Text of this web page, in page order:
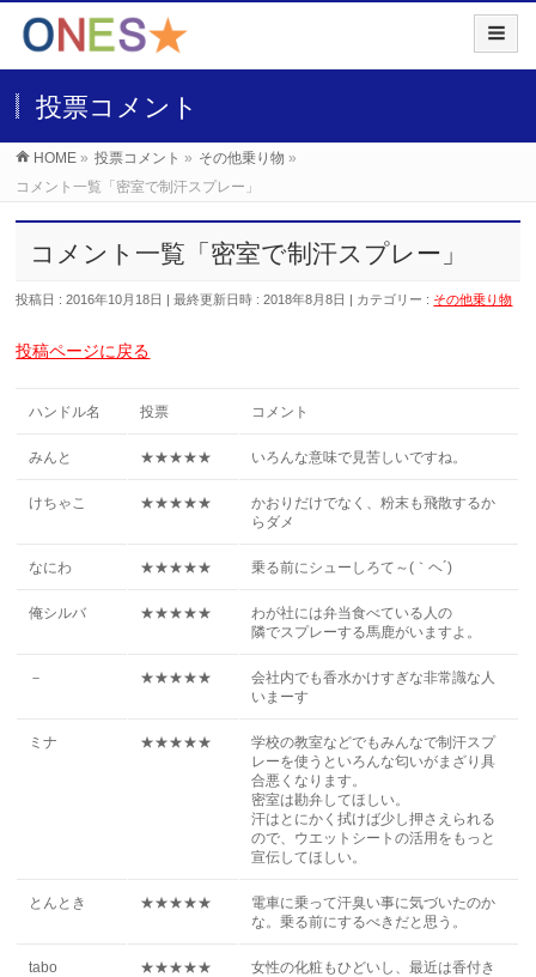
投票コメント
HOME » 投票コメント » その他乗り物 »
コメント一覧「密室で制汗スプレー」
コメント一覧「密室で制汗スプレー」
投稿日 : 2016年10月18日 最終更新日時 : 2018年8月8日 カテゴリー : その他乗り物
投稿ページに戻る
ハンドル名 投票 コメント
みんと ★★★★★ いろんな意味で見苦しいですね。
けちゃこ ★★★★★
かおりだけでなく、粉末も飛散するか
らダメ
なにわ ★★★★★ 乗る前にシューしろて～(｀ヘ´)
俺シルバ ★★★★★
わが社には弁当食べている人の
隣でスプレーする馬鹿がいますよ。
－ ★★★★★
会社内でも香水かけすぎな非常識な人
いまーす
ミナ ★★★★★
学校の教室などでもみんなで制汗スプ
レーを使うといろんな匂いがまざり具
合悪くなります。
密室は勘弁してほしい。
汗はとにかく拭けば少し押さえられる
ので、ウエットシートの活用をもっと
宣伝してほしい。
とんとき ★★★★★
電車に乗って汗臭い事に気づいたのか
な。乗る前にするべきだと思う。
tabo ★★★★★
女性の化粧もひどいし、最近は香付き